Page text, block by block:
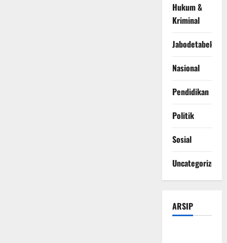
Hukum &
Kriminal
Jabodetabek
Nasional
Pendidikan
Politik
Sosial
Uncategorized
ARSIP